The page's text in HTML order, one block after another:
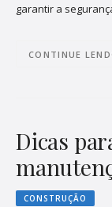
garantir a
CONTINUE
Dicas
CONSTRUÇÃO